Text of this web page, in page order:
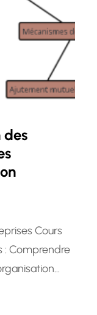
des
Cours
: Comprendre
et